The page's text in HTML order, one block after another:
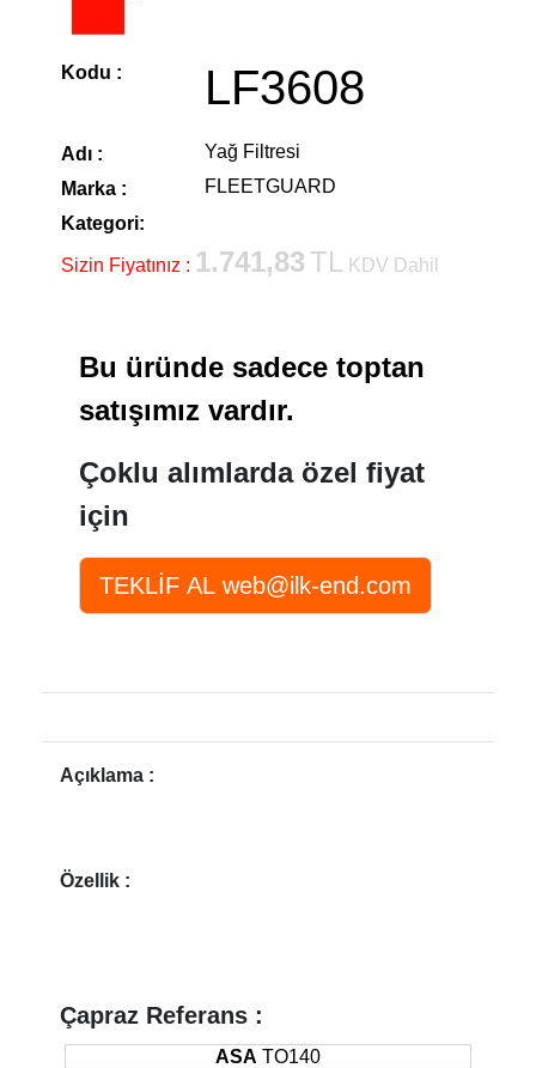
Kodu : LF3608
Adı :
Yağ Filtresi
Marka :
FLEETGUARD
Kategori:
Sizin Fiyatınız : 1.741,83 TL KDV Dahil
Bu üründe sadece toptan
satışımız vardır.
Çoklu alımlarda özel fiyat
için
Açıklama :
Özellik :
Çapraz Referans :
ASA TO140